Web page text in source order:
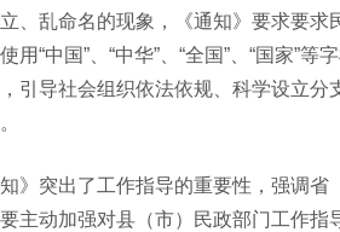
、乱命名的现象，《通知》要求要求
“中国”、“中华”、“全国”、“国家”等
引导社会组织依法依规、科学设立分
》突出了工作指导的重要性，强调省
主动加强对县（市）民政部门工作指